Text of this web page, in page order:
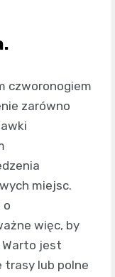
czworonogiem
zarówno
miejsc.
o
więc, by
Warto jest
trasy lub polne